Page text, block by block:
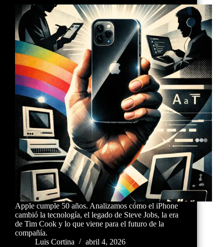
Apple cumple 50 años. Analizamos cómo el iPhone
cambió la tecnología, el legado de Steve Jobs, la era
de Tim Cook y lo que viene para el futuro de la
compañía.
Luis Cortina
abril 4, 2026